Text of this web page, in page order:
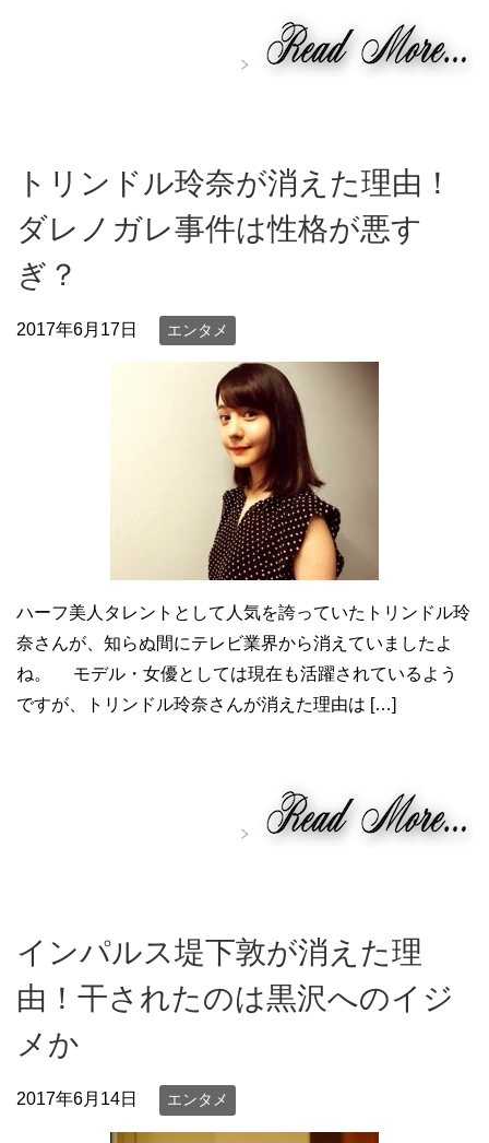
トリンドル玲奈が消えた理由！
ダレノガレ事件は性格が悪す
ぎ？
2017年6月17日 エンタメ
ハーフ美人タレントとして人気を誇っていたトリンドル玲
奈さんが、知らぬ間にテレビ業界から消えていましたよ
ね。 モデル・女優としては現在も活躍されているよう
ですが、トリンドル玲奈さんが消えた理由は […]
インパルス堤下敦が消えた理
由！干されたのは黒沢へのイジ
メか
2017年6月14日 エンタメ